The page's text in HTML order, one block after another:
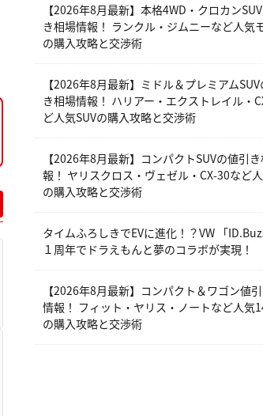
【2026年8月最新】本格4WD・クロカン
き相場情報！ ランクル・ジムニーなど人気
の購入攻略と交渉術
【2026年8月最新】ミドル＆プレミアムSUV
き相場情報！ ハリアー・エクストレイル・
ど人気SUVの購入攻略と交渉術
【2026年8月最新】コンパクトSUVの値引
報！ ヤリスクロス・ヴェゼル・CX-30など
の購入攻略と交渉術
タイムふろしきでEVに進化！？VW 「
１周年でドラえもんと夢のコラボが実現！
【2026年8月最新】コンパクト＆ワゴン値
情報！ フィット・ヤリス・ノートなど人気
の購入攻略と交渉術